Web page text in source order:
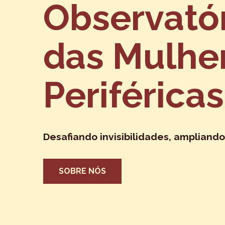
das
Periféricas
Desafiando invisibilidades,
SOBRE NÓS